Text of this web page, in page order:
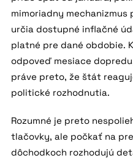
mimoriadny mechanizmus
určia dostupné inflačné
platné pre dané obdobie.
odpoveď mesiace
práve preto, že štát
politické rozhodnutia.
Rozumné je preto
tlačovky, ale počkať na
dôchodkoch rozhodujú